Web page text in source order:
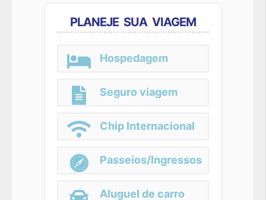
PLANEJE SUA VIAGEM
Hospedagem
Seguro viagem
Chip Internacional
Passeios/Ingressos
Aluguel de carro